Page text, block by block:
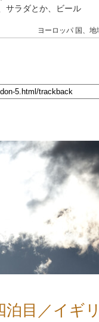
サラダとか、ビール
ヨーロッパ 国、地
目／イギ